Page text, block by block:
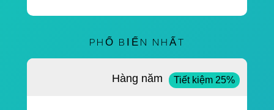
PHỔ BIẾN NHẤT
Hàng năm Tiết kiệm 25%